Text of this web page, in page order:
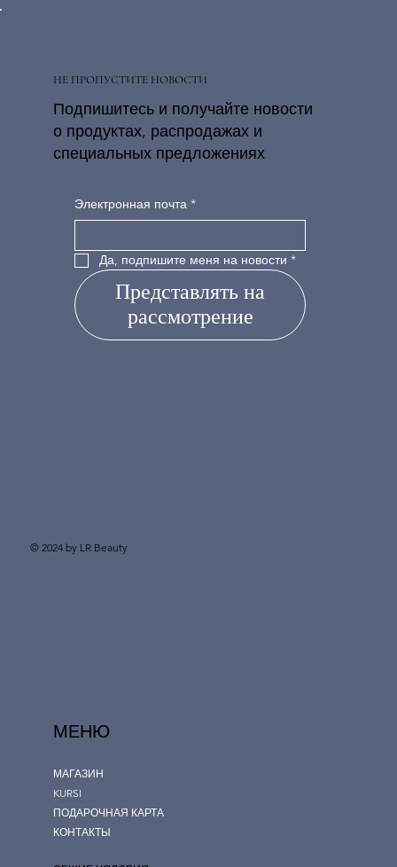
МЕНЮ
МАГАЗИН
KURSI
ПОДАРОЧНАЯ КАРТА
КОНТАКТЫ
НЕ ПРОПУСТИТЕ НОВОСТИ
Подпишитесь и получайте новости
о продуктах, распродажах и
специальных предложениях
Электронная почта *
Да, подпишите меня на новости *
Представлять на
рассмотрение
© 2024 by LR Beauty